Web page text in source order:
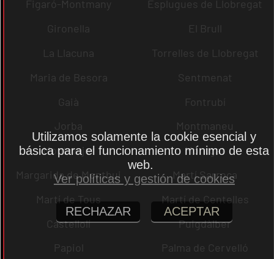
Figaró-Montmany
Esplugues de Llobregat
Gironella
El Brull
La Llacuna
Torrelles de Llobregat
Maria de Besora
Sentmenat
Gaià
Fontrubí
Jorba
Montmaneu
Montmajor
Montgat
Margarida de Montbui
Martí Sarroca
Martí de Tous
Martí de Centelles
Castellolí
Puigdàlber
Papiol
Palma de Cervelló
Utilizamos solamente la cookie esencial y
básica para el funcionamiento mínimo de esta
web.
Ver políticas y gestión de cookies
RECHAZAR ACEPTAR